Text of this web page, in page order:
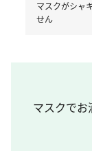
マスクがシャ
せん
マスクでお